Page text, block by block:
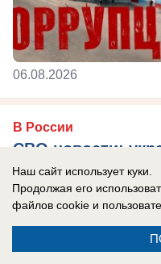
06.08.2026
В России
СВО новости:
«похищения» с
Украине в
тонут при
Наш сайт использует куки.
Продолжая его
файлов cookie и